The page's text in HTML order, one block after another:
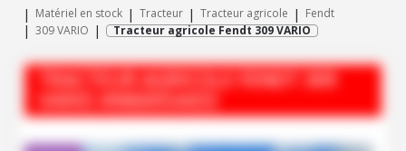
Matériel en stock Tracteur Tracteur agricole
Fendt
309 VARIO
Tracteur agricole Fendt 309 VARIO
TRACTEUR AGRICOLEFENDT309
#M60054433